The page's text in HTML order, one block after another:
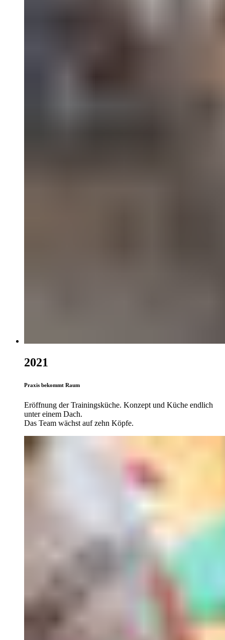
2021
Praxis bekommt Raum
Eröffnung der Trainingsküche. Konzept und Küche endlich
unter einem Dach.
Das Team wächst auf zehn Köpfe.